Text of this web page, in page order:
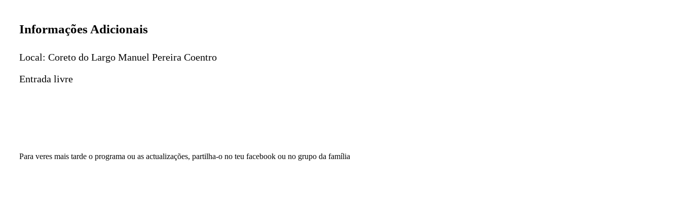
Informações Adicionais
Local: Coreto do Largo Manuel Pereira Coentro
Entrada livre
Para veres mais tarde o programa ou as actualizações, partilha-o no teu facebook ou no grupo da família